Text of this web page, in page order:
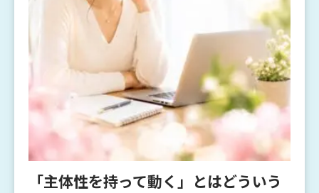
「主体性を持って動く」とはどういう